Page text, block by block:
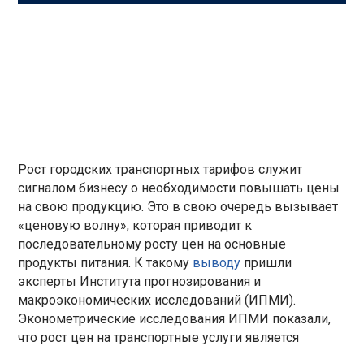
Рост городских транспортных тарифов служит
сигналом бизнесу о необходимости повышать цены
на свою продукцию. Это в свою очередь вызывает
«ценовую волну», которая приводит к
последовательному росту цен на основные
продукты питания. К такому выводу пришли
эксперты Института прогнозирования и
макроэкономических исследований (ИПМИ).
Эконометрические исследования ИПМИ показали,
что рост цен на транспортные услуги является